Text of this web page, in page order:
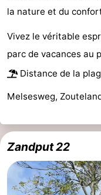
Piscines
-
du
vélo
Randonnée
-
Équitation
-
Terrains
de
golf
-
Peche
Sportive
-
Equitation
Boire
la nature et du
Vivez le véritable
parc de vacances au
Distance de la
Melsesweg,
Zandput 22